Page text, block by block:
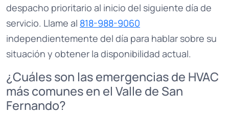
despacho prioritario al inicio del siguiente día de
servicio. Llame al 818-988-9060
independientemente del día para hablar sobre su
situación y obtener la disponibilidad actual.
¿Cuáles son las emergencias de HVAC
más comunes en el Valle de San
Fernando?